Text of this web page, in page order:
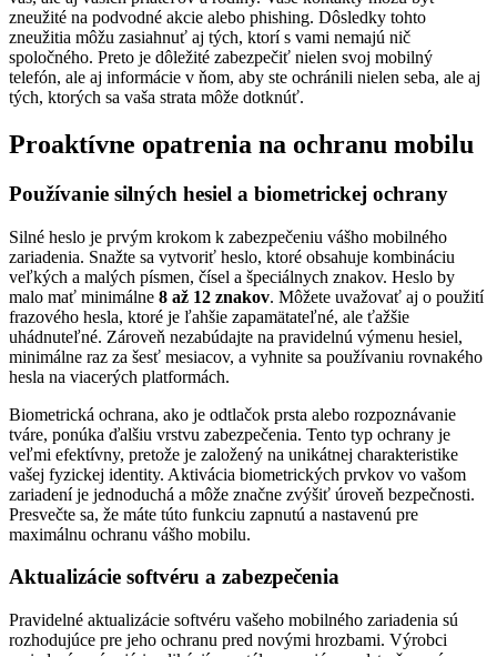
zneužité na podvodné akcie alebo phishing. Dôsledky tohto
zneužitia môžu zasiahnuť aj tých, ktorí s vami nemajú nič
spoločného. Preto je dôležité zabezpečiť nielen svoj mobilný
telefón, ale aj informácie v ňom, aby ste ochránili nielen seba, ale aj
tých, ktorých sa vaša strata môže dotknúť.
Proaktívne opatrenia na ochranu mobilu
Používanie silných hesiel a biometrickej ochrany
Silné heslo je prvým krokom k zabezpečeniu vášho mobilného
zariadenia. Snažte sa vytvoriť heslo, ktoré obsahuje kombináciu
veľkých a malých písmen, čísel a špeciálnych znakov. Heslo by
malo mať minimálne 8 až 12 znakov. Môžete uvažovať aj o použití
frazového hesla, ktoré je ľahšie zapamätateľné, ale ťažšie
uhádnuteľné. Zároveň nezabúdajte na pravidelnú výmenu hesiel,
minimálne raz za šesť mesiacov, a vyhnite sa používaniu rovnakého
hesla na viacerých platformách.
Biometrická ochrana, ako je odtlačok prsta alebo rozpoznávanie
tváre, ponúka ďalšiu vrstvu zabezpečenia. Tento typ ochrany je
veľmi efektívny, pretože je založený na unikátnej charakteristike
vašej fyzickej identity. Aktivácia biometrických prvkov vo vašom
zariadení je jednoduchá a môže značne zvýšiť úroveň bezpečnosti.
Presvečte sa, že máte túto funkciu zapnutú a nastavenú pre
maximálnu ochranu vášho mobilu.
Aktualizácie softvéru a zabezpečenia
Pravidelné aktualizácie softvéru vašeho mobilného zariadenia sú
rozhodujúce pre jeho ochranu pred novými hrozbami. Výrobci